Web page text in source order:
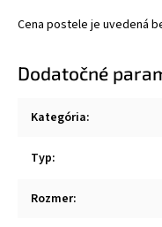
Cena postele je uvedená
Dodatočné
Kategória:
Typ:
Rozmer: